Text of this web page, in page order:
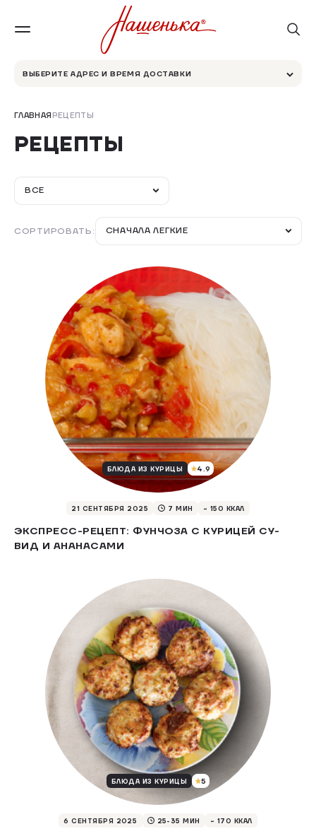
ВЫБЕРИТЕ АДРЕС И ВРЕМЯ ДОСТАВКИ
ГЛАВНАЯ РЕЦЕПТЫ
РЕЦЕПТЫ
ВСЕ
СОРТИРОВАТЬ: СНАЧАЛА ЛЕГКИЕ
БЛЮДА ИЗ КУРИЦЫ 4.9
21 СЕНТЯБРЯ 2025 7 МИН ~ 150 ККАЛ
ЭКСПРЕСС-РЕЦЕПТ: ФУНЧОЗА С КУРИЦЕЙ СУ-
ВИД И АНАНАСАМИ
БЛЮДА ИЗ КУРИЦЫ 5
6 СЕНТЯБРЯ 2025 25-35 МИН ~ 170 ККАЛ